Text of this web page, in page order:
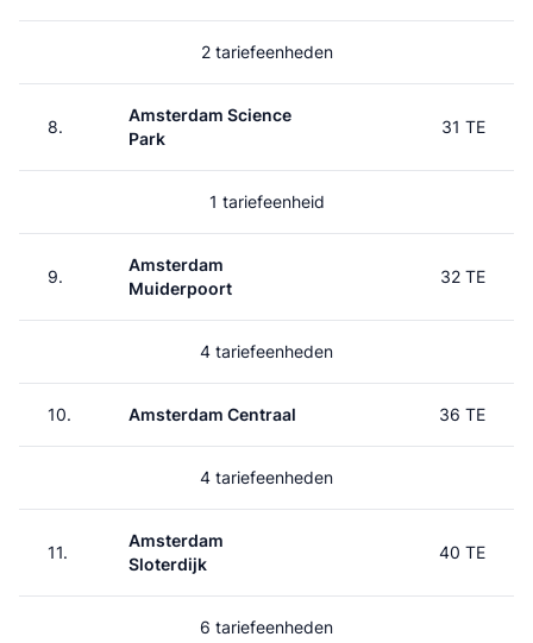
2 tariefeenheden
8.
Amsterdam Science
Park
31 TE
1 tariefeenheid
9.
Amsterdam
Muiderpoort
32 TE
4 tariefeenheden
10. Amsterdam Centraal 36 TE
4 tariefeenheden
11.
Amsterdam
Sloterdijk
40 TE
6 tariefeenheden